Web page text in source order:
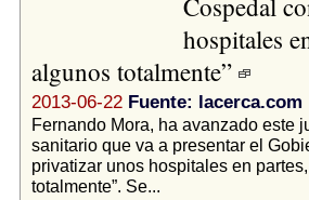
hospitales
algunos totalmente”
2013-06-22 Fuente: lacerca.com
Fernando Mora, ha avanzado este
sanitario que va a presentar el
privatizar unos hospitales en
totalmente”. Se...